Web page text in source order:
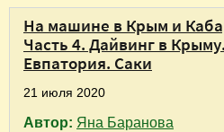
На машине в Крым и
Часть 4. Дайвинг в
Евпатория. Саки
21 июля 2020
Автор: Яна Баранова